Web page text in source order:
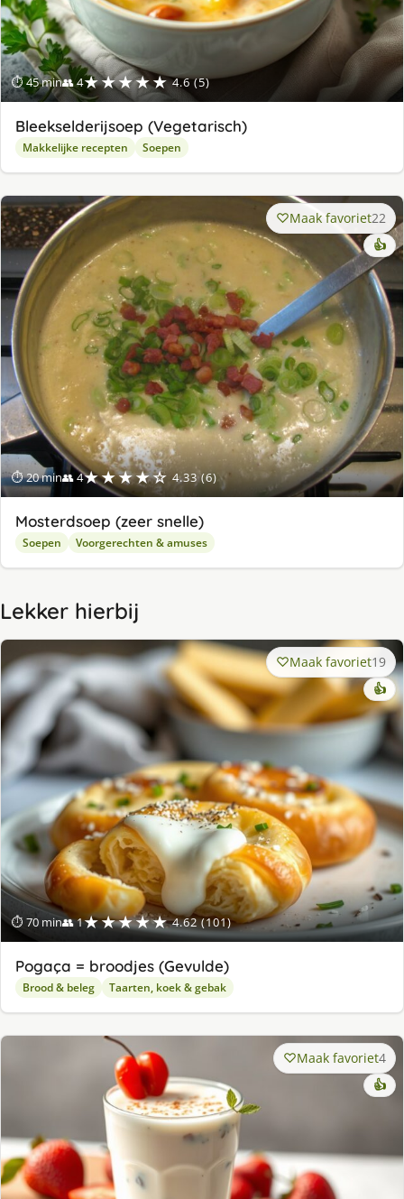
⏱ 45 min👥 4★★★★★ 4.6 (5)
Bleekselderijsoep (Vegetarisch)
Makkelijke recepten Soepen
⏱ 20 min👥 4★★★★☆ 4.33 (6)
Maak favoriet22
👍
Mosterdsoep (zeer snelle)
Soepen Voorgerechten & amuses
Lekker hierbij
⏱ 70 min👥 1★★★★★ 4.62 (101)
Maak favoriet19
👍
Pogaça = broodjes (Gevulde)
Brood & beleg Taarten, koek & gebak
Maak favoriet4
👍